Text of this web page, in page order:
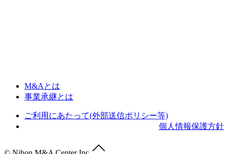
M&Aとは
事業承継とは
ご利用にあたって(外部送信ポリシー等)
個人情報保護方針